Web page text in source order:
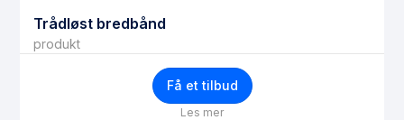
Trådløst bredbånd
produkt
Få et tilbud
Les mer